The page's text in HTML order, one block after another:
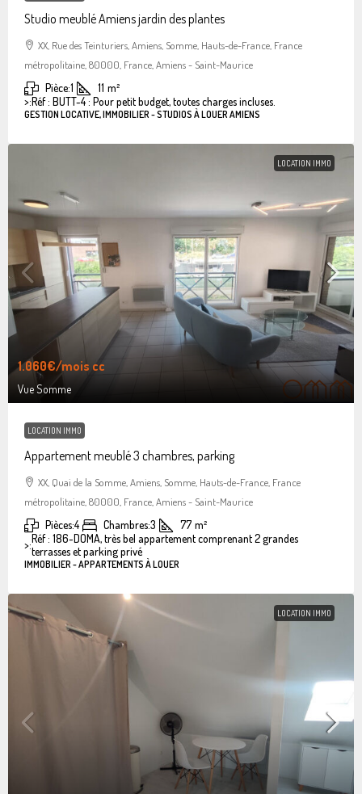
Studio meublé Amiens jardin des plantes
XX, Rue des Teinturiers, Amiens, Somme, Hauts-de-France, France
métropolitaine, 80000, France, Amiens - Saint-Maurice
Pièce:1 11 m²
>:Réf : BUTT-4 : Pour petit budget, toutes charges incluses.
GESTION LOCATIVE, IMMOBILIER - STUDIOS À LOUER AMIENS
LOCATION IMMO
1.060€/mois cc
Vue Somme
LOCATION IMMO
Appartement meublé 3 chambres, parking
XX, Quai de la Somme, Amiens, Somme, Hauts-de-France, France
métropolitaine, 80000, France, Amiens - Saint-Maurice
Pièces:4 Chambres:3 77 m²
>:Réf : 186-DOMA, très bel appartement comprenant 2 grandes
terrasses et parking privé
IMMOBILIER - APPARTEMENTS À LOUER
LOCATION IMMO